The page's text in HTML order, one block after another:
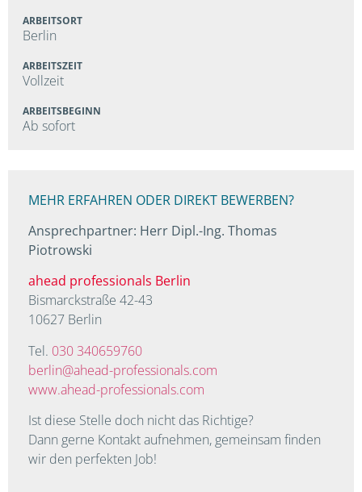
ARBEITSORT
Berlin
ARBEITSZEIT
Vollzeit
ARBEITSBEGINN
Ab sofort
MEHR ERFAHREN ODER DIREKT BEWERBEN?
Ansprechpartner: Herr Dipl.-Ing. Thomas
Piotrowski
ahead professionals Berlin
Bismarckstraße 42-43
10627 Berlin
Tel. 030 340659760
berlin@ahead-professionals.com
www.ahead-professionals.com
Ist diese Stelle doch nicht das Richtige?
Dann gerne Kontakt aufnehmen, gemeinsam finden
wir den perfekten Job!